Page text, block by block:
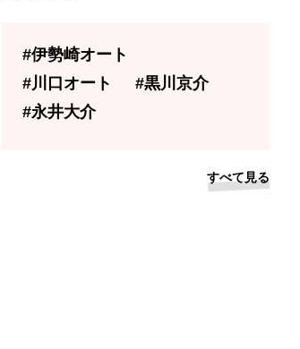
#伊勢崎オート
#川口オート
#黒川京介
#永井大介
すべて見る